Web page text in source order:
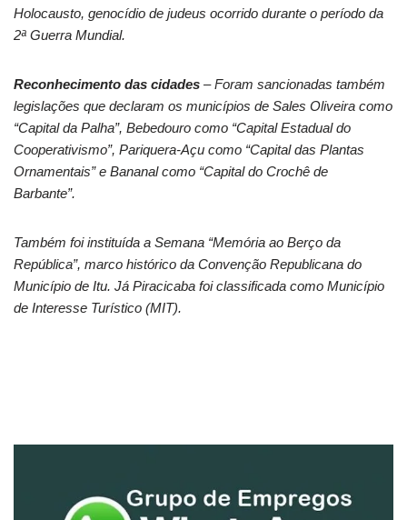
Holocausto, genocídio de judeus ocorrido durante o período da
2ª Guerra Mundial.
Reconhecimento das cidades – Foram sancionadas também
legislações que declaram os municípios de Sales Oliveira como
“Capital da Palha”, Bebedouro como “Capital Estadual do
Cooperativismo”, Pariquera-Açu como “Capital das Plantas
Ornamentais” e Bananal como “Capital do Crochê de
Barbante”.
Também foi instituída a Semana “Memória ao Berço da
República”, marco histórico da Convenção Republicana do
Município de Itu. Já Piracicaba foi classificada como Município
de Interesse Turístico (MIT).